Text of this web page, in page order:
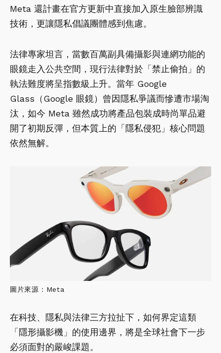
Meta 還計畫在官方更新中直接加入原生臉部辨識
技術，更讓隱私倡議團體感到焦慮。
法律專家坦言，當數百萬副具備攝影與連網功能的
眼鏡走入公共空間，現行法律對於「禁止偷拍」的
執法難度將呈指數級上升。當年 Google
Glass（Google 眼鏡）曾因隱私爭議而慘遭市場淘
汰，如今 Meta 雖然成功將產品包裝成時尚單品避
開了初期反彈，但本質上的「隱私侵犯」核心問題
依然無解。
圖片來源：Meta
在科技、隱私與法律三方拉扯下，如何界定這類
「隱形攝影機」的使用邊界，將是全球社會下一步
必須面對的嚴峻課題。